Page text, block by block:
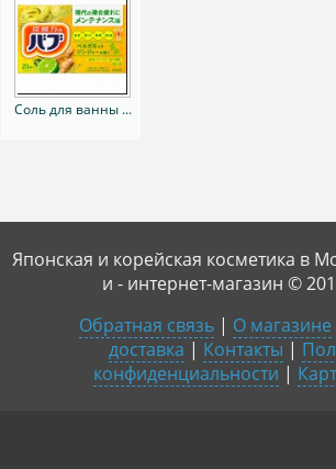
Соль для ванны ...
Японская и корейская косметика в
и - интернет-магазин ©
Обратная связь | О магазине
доставка | Контакты |
конфиденциальности |